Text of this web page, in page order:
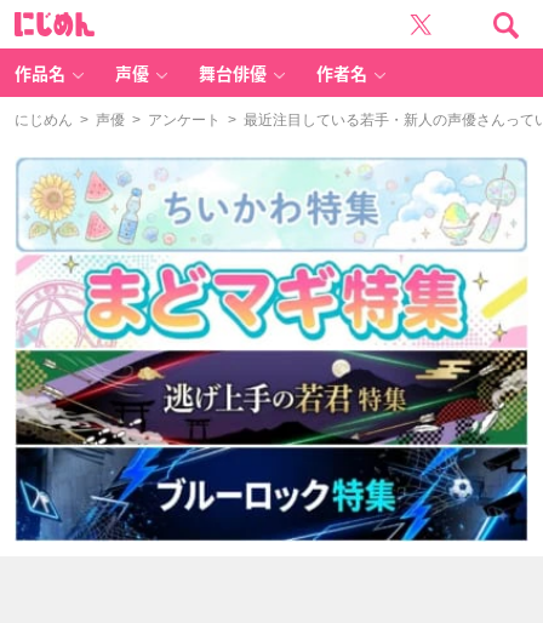
作品名 声優 舞台俳優 作者名
にじめん > 声優 > アンケート > 最近注目している若手・新人の声優さんって